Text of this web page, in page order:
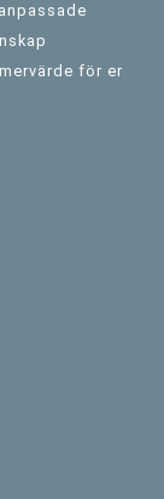
för er